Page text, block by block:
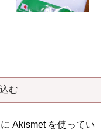
む
Akismet を使ってい